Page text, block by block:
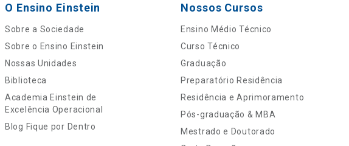
O Ensino Einstein
Sobre a Sociedade
Sobre o Ensino Einstein
Nossas Unidades
Biblioteca
Academia Einstein de
Excelência Operacional
Blog Fique por Dentro
Nossos Cursos
Ensino Médio Técnico
Curso Técnico
Graduação
Preparatório Residência
Residência e Aprimoramento
Pós-graduação & MBA
Mestrado e Doutorado